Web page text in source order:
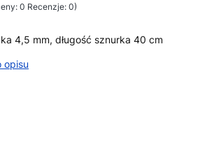
0 Recenzje: 0)
4,5 mm, długość sznurka 40 cm
opisu